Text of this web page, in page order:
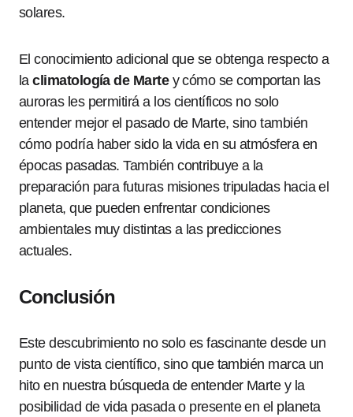
solares.
El conocimiento adicional que se obtenga respecto a
laclimatología de Martey cómo se comportan las
auroras les permitirá a los científicos no solo
entender mejor el pasado de Marte, sino también
cómo podría haber sido la vida en su atmósfera en
épocas pasadas. También contribuye a la
preparación para futuras misiones tripuladas hacia el
planeta, que pueden enfrentar condiciones
ambientales muy distintas a las predicciones
actuales.
Conclusión
Este descubrimiento no solo es fascinante desde un
punto de vista científico, sino que también marca un
hito en nuestra búsqueda de entender Marte y la
posibilidad de vida pasada o presente en el planeta